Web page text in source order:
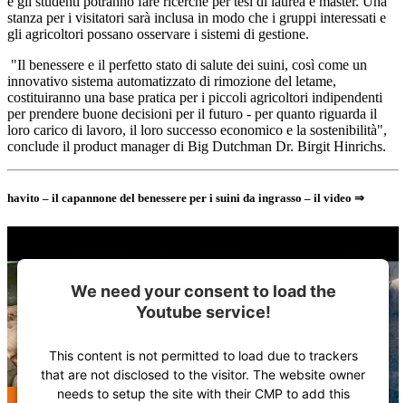
stanza per i visitatori sarà inclusa in modo che i gruppi interessati e
gli agricoltori possano osservare i sistemi di gestione.
"Il benessere e il perfetto stato di salute dei suini, così come un
innovativo sistema automatizzato di rimozione del letame,
costituiranno una base pratica per i piccoli agricoltori indipendenti
per prendere buone decisioni per il futuro - per quanto riguarda il
loro carico di lavoro, il loro successo economico e la sostenibilità",
conclude il product manager di Big Dutchman Dr. Birgit Hinrichs.
havito – il capannone del benessere per i suini da ingrasso – il video ⇒
We need your consent to load the
Youtube service!
This content is not permitted to load due to trackers
that are not disclosed to the visitor. The website owner
needs to setup the site with their CMP to add this